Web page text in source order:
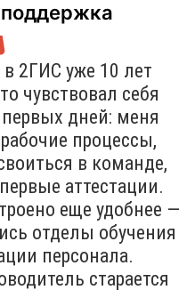
2ГИС уже 10 лет
чувствовал себя
первых дней: меня
процессы,
в команде,
аттестации.
еще удобнее —
отделы обучения
персонала.
старается